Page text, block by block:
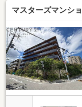
マスターズマンシ